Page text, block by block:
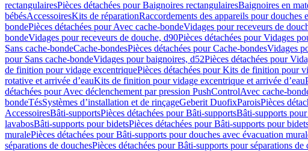
rectangulairesPièces détachées pour Baignoires rectangulairesBaignoires en
bébésAccessoiresKits de réparationRaccordements des appareils pour douches
bondePièces détachées pour Avec cache-bondeVidages pour receveurs de
bondeVidages pour receveurs de douche, d90Pièces détachées pour Vidages
Sans cache-bondeCache-bondesPièces détachées pour Cache-bondesVidages
pour Sans cache-bondeVidages pour baignoires, d52Pièces détachées pour
de finition pour vidage excentriquePièces détachées pour Kits de finition pour
rotative et arrivée d’eauKits de finition pour vidage excentrique et arrivée d’eau
détachées pour Avec déclenchement par pression PushControlAvec cache-
bondeTésSystèmes d’installation et de rinçageGeberit DuofixParoisPièces
AccessoiresBâti-supportsPièces détachées pour Bâti-supportsBâti-supports
lavabosBâti-supports pour bidetsPièces détachées pour Bâti-supports pour
muralePièces détachées pour Bâti-supports pour douches avec évacuation
séparations de douchesPièces détachées pour Bâti-supports pour séparations de